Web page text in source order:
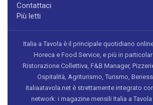
Contattaci
Più letti
Italia a Tavola è il principale quotidiano
Horeca e Food Service, e più in
Ristorazione Collettiva, F&B Manager,
Ospitalità, Agriturismo, Turismo,
italiaatavola.net è strettamente integrato
network: i magazine mensili Italia a Tavola